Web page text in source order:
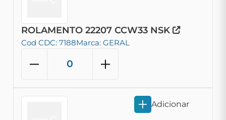
ROLAMENTO 22207 CCW33 NSK
Cod CDC: 7188Marca: GERAL
Adicionar